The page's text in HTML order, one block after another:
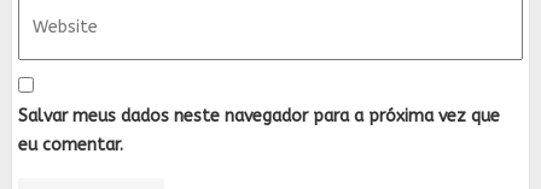
Salvar meus dados neste navegador para a próxima vez que
eu comentar.